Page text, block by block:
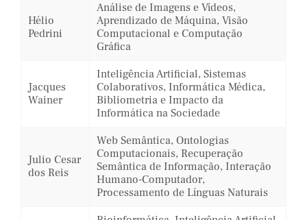
Hélio
Pedrini
Análise de Imagens e Vídeos,
Aprendizado de Máquina, Visão
Computacional e Computação
Gráfica
Jacques
Wainer
Inteligência Artificial, Sistemas
Colaborativos, Informática Médica,
Bibliometria e Impacto da
Informática na Sociedade
Julio Cesar
dos Reis
Web Semântica, Ontologias
Computacionais, Recuperação
Semântica de Informação, Interação
Humano-Computador,
Processamento de Línguas Naturais